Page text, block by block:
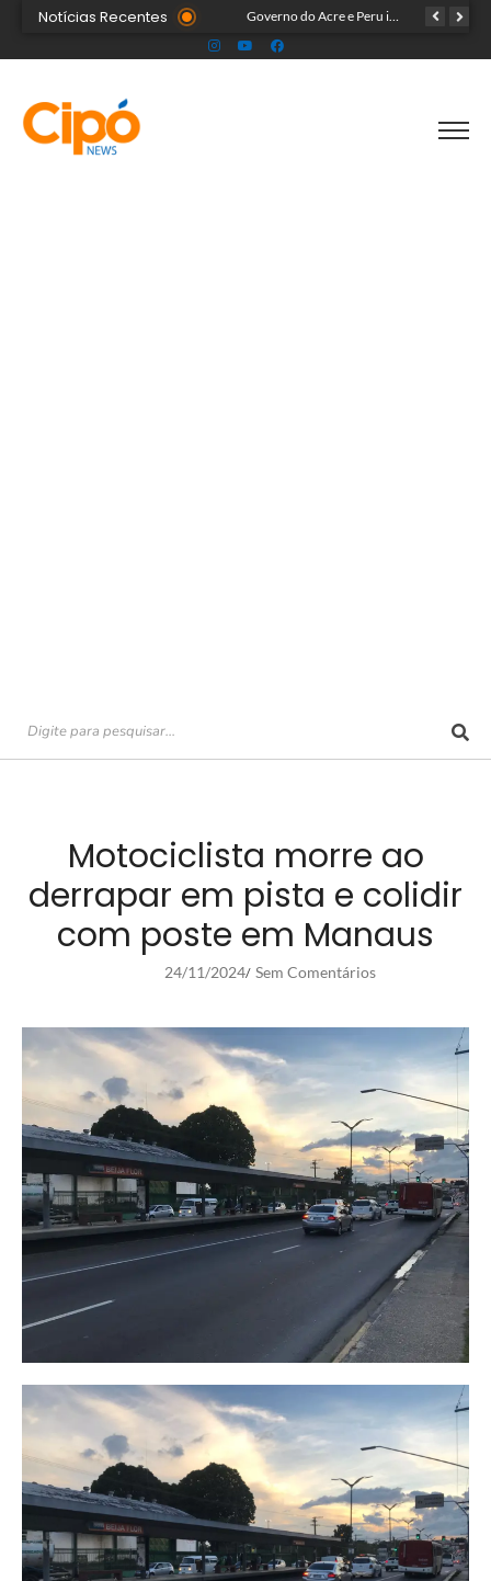
Notícias Recentes
Senac abre 20 vagas gratuitas para curso de confeitaria em Cruzeiro do Sul Prefeitura de Rio Branco leva prevenção à Expoacre e destaca trabalho dos agentes de saúde
Motociclista morre ao
derrapar em pista e colidir
com poste em Manaus
24/11/2024/ Sem Comentários